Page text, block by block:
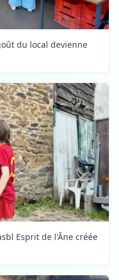
du local devienne
Esprit de l'Âne créée